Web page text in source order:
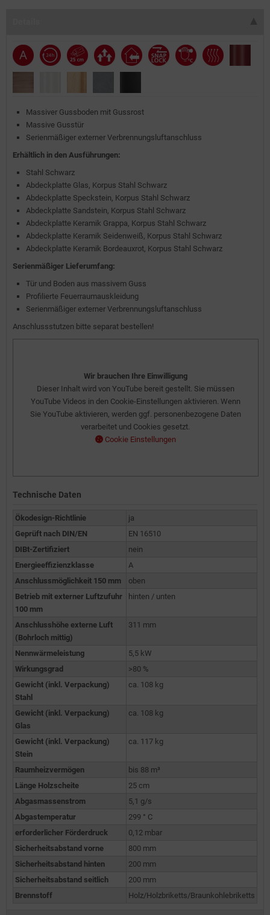
Massiver Gussboden mit Gussrost
Massive Gusstür
Serienmäßiger externer Verbrennungs­luftanschluss
Erhältlich in den Ausführungen:
Stahl Schwarz
Abdeckplatte Glas, Korpus Stahl Schwarz
Abdeckplatte Speckstein, Korpus Stahl Schwarz
Abdeckplatte Sandstein, Korpus Stahl Schwarz
Abdeckplatte Keramik Grappa, Korpus Stahl Schwarz
Abdeckplatte Keramik Seidenweiß, Korpus Stahl Schwarz
Abdeckplatte Keramik Bordeauxrot, Korpus Stahl Schwarz
Serienmäßiger Lieferumfang:
Tür und Boden aus massivem Guss
Profilierte Feuerraumauskleidung
Serienmäßiger externer Verbrennungs­luftanschluss
Anschlussstutzen bitte separat bestellen!
Wir brauchen Ihre Einwilligung
Dieser Inhalt wird von YouTube bereit gestellt. Sie müssen
YouTube Videos in den Cookie-Einstellungen aktivieren. Wenn
Sie YouTube aktivieren, werden ggf. personenbezogene Daten
verarbeitet und Cookies gesetzt.
Cookie Einstellungen
Technische Daten
Ökodesign-Richtlinie
ja
Geprüft nach DIN/EN
EN 16510
DIBt-Zertifiziert
nein
Energieeffizienzklasse
A
Anschlussmöglichkeit 150 mm
oben
Betrieb mit externer Luftzufuhr
100 mm
hinten / unten
Anschlusshöhe externe Luft
(Bohrloch mittig)
311 mm
Nennwärmeleistung
5,5 kW
Wirkungsgrad
>80 %
Gewicht (inkl. Verpackung)
Stahl
ca. 108 kg
Gewicht (inkl. Verpackung)
Glas
ca. 108 kg
Gewicht (inkl. Verpackung)
Stein
ca. 117 kg
Raumheizvermögen
bis 88 m³
Länge Holzscheite
25 cm
Abgasmassenstrom
5,1 g/s
Abgastemperatur
299 ° C
erforderlicher Förderdruck
0,12 mbar
Sicherheitsabstand vorne
800 mm
Sicherheitsabstand hinten
200 mm
Sicherheitsabstand seitlich
200 mm
Brennstoff
Holz/Holzbriketts/Braunkohlebriketts